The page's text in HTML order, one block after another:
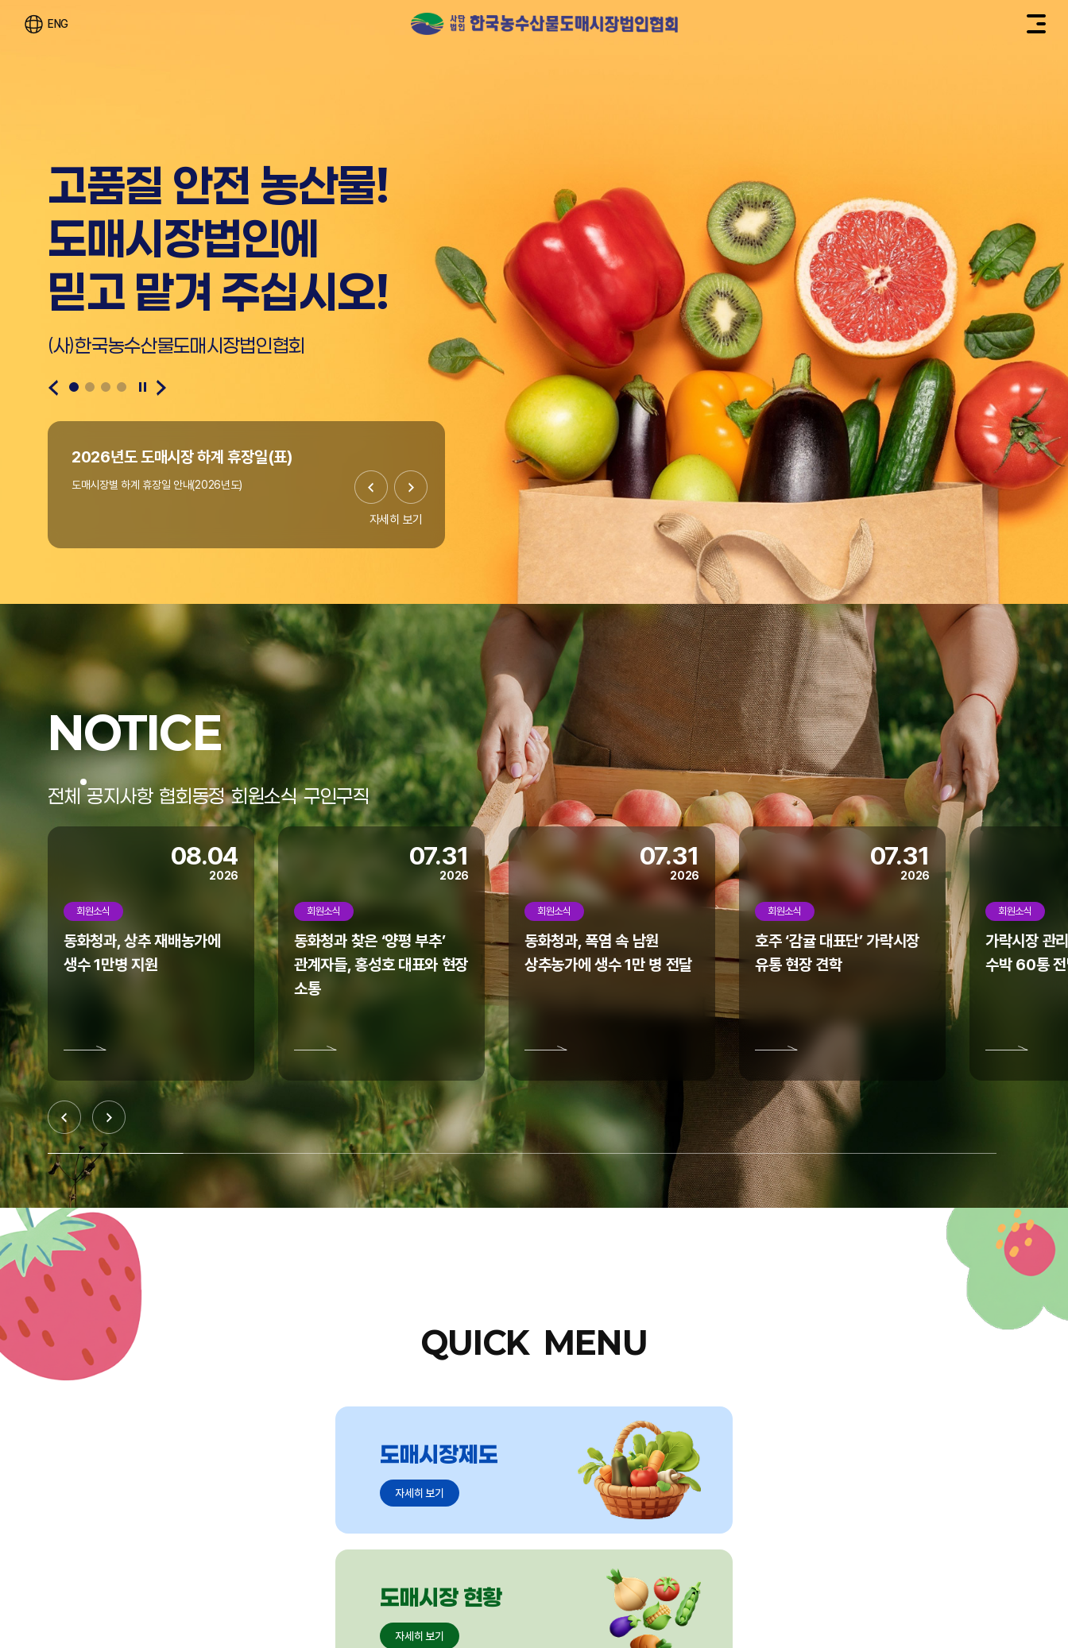
ENG
고품질 안전 농산물!
도매시장법인에
믿고 맡겨 주십시오!
(사)한국농수산물도매시장법인협회
공영도매시장만이 유일하게
"공개·경쟁"
거래체제 실현
(사)한국농수산물도매시장법인협회
2026년도 도매시장 하계 휴장일(표)
도매시장별 하계 휴장일 안내(2026년도)
자세히 보기
우리협회에서는 열정과 꿈으로 미래 농업을 이끌 청년의
"온라인도매시장 창업지원사업"을 아래와 같이 모집 공고합니다.
홈페이지 리뉴얼
협회 홈페이지가 리뉴얼되었습니다.
모바일에서도 많은 이용 바랍니다.
NOTICE
전체 공지사항 협회동정 회원소식 구인구직
08.04
2026
회원소식
동화청과, 상추 재배농가에
생수 1만병 지원
07.31
2026
회원소식
동화청과 찾은 ‘양평 부추’
관계자들, 홍성호 대표와 현장
소통
07.31
2026
회원소식
동화청과, 폭염 속 남원
상추농가에 생수 1만 병 전달
07.31
2026
회원소식
호주 ‘감귤 대표단’ 가락시장
유통 현장 견학
회원소식
가락시장 관
수박 60통
QUICK MENU
도매시장제도
도매시장 현황
협회소개
회원현황